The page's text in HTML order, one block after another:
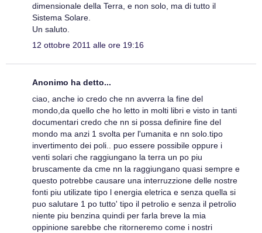
dimensionale della Terra, e non solo, ma di tutto il
Sistema Solare.
Un saluto.
12 ottobre 2011 alle ore 19:16
Anonimo ha detto...
ciao, anche io credo che nn avverra la fine del
mondo,da quello che ho letto in molti libri e visto in tanti
documentari credo che nn si possa definire fine del
mondo ma anzi 1 svolta per l'umanita e nn solo.tipo
invertimento dei poli.. puo essere possibile oppure i
venti solari che raggiungano la terra un po piu
bruscamente da cme nn la raggiungano quasi sempre e
questo potrebbe causare una interruzzione delle nostre
fonti piu utilizate tipo l energia eletrica e senza quella si
puo salutare 1 po tutto' tipo il petrolio e senza il petrolio
niente piu benzina quindi per farla breve la mia
oppinione sarebbe che ritorneremo come i nostri